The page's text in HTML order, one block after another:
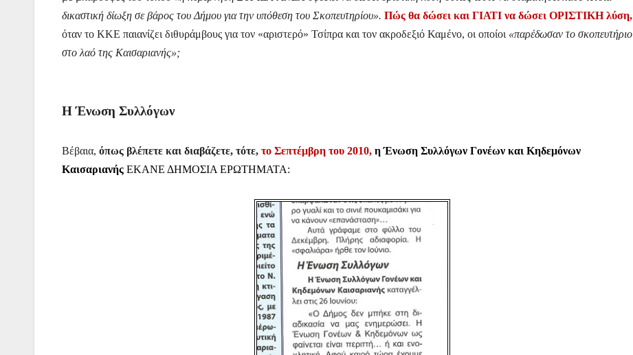
δικαστική δίωξη σε βάρος του Δήμου για την υπόθεση του Σκοπευτηρίου». Πώς θα δώσει και ΓΙΑΤΙ να δώσει ΟΡΙΣΤΙΚΗ λύση,
όταν το ΚΚΕ παιανίζει διθυράμβους για τον «αριστερό» Τσίπρα και τον ακροδεξιό Καμένο, οι οποίοι «παρέδωσαν το σκοπευτήριο
στο λαό της Καισαριανής»;
Η Ένωση Συλλόγων
Βέβαια, όπως βλέπετε και διαβάζετε, τότε, το Σεπτέμβρη του 2010, η Ένωση Συλλόγων Γονέων και Κηδεμόνων
Καισαριανής ΕΚΑΝΕ ΔΗΜΟΣΙΑ ΕΡΩΤΗΜΑΤΑ: